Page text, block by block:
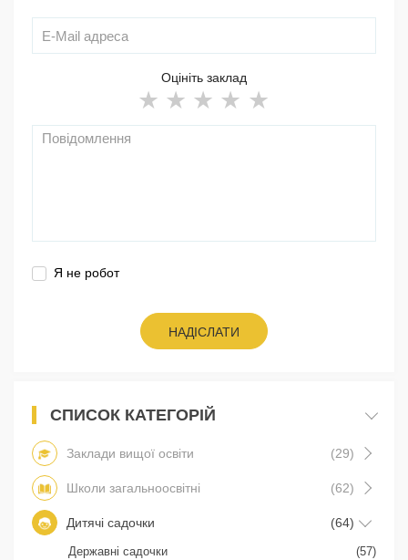
Оцініть заклад
Я не робот
НАДІСЛАТИ
СПИСОК КАТЕГОРІЙ
Заклади вищої освіти (29)
Школи загальноосвітні (62)
Дитячі садочки (64)
Державні садочки
(57)